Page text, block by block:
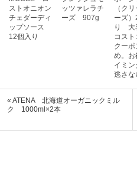
ストオニオン
チェダーディ
ップソース
12個入り
ッツァレラチ
ーズ 907g
（ク
ーズ）
り 大
コス
クー
め。お
イミ
逃さな
« ATENA 北海道オーガニックミル
ク 1000ml×2本